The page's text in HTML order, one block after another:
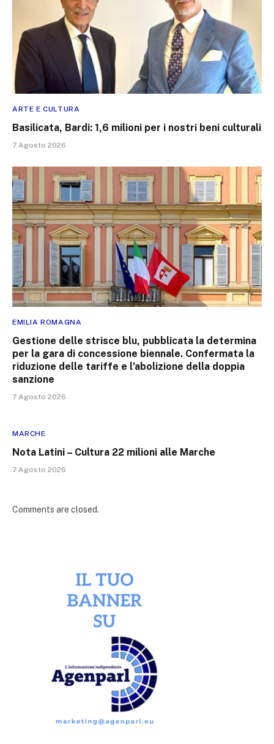
ARTE E CULTURA
Basilicata, Bardi: 1,6 milioni per i nostri beni culturali
7 Agosto 2026
EMILIA ROMAGNA
Gestione delle strisce blu, pubblicata la determina
per la gara di concessione biennale. Confermata la
riduzione delle tariffe e l’abolizione della doppia
sanzione
7 Agosto 2026
MARCHE
Nota Latini – Cultura 22 milioni alle Marche
7 Agosto 2026
Comments are closed.